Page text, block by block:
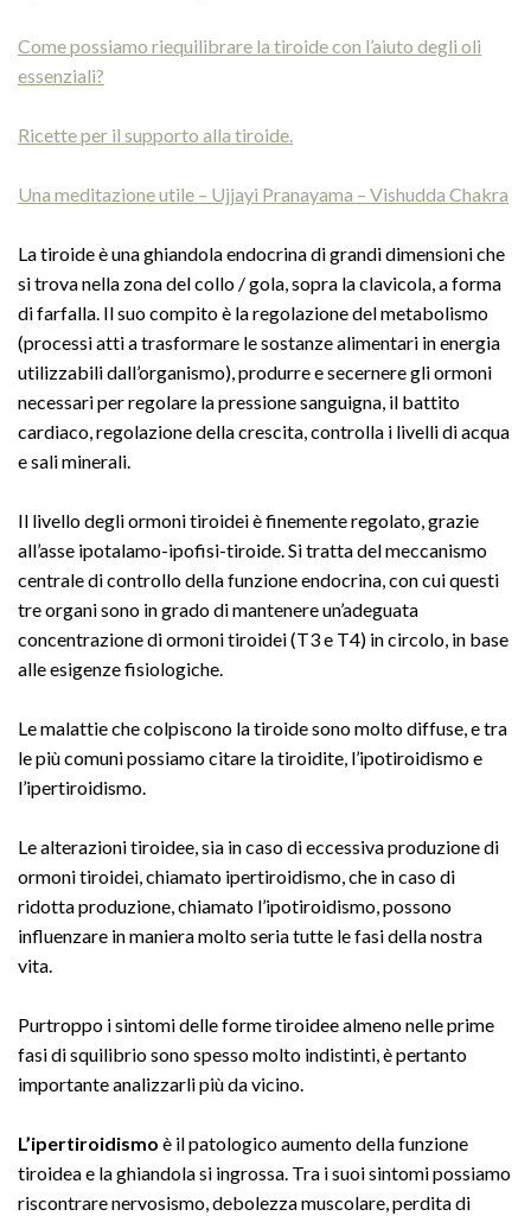
Come possiamo riequilibrare la tiroide con l’aiuto degli oli
essenziali?
Ricette per il supporto alla tiroide.
Una meditazione utile – Ujjayi Pranayama – Vishudda Chakra
La tiroide è una ghiandola endocrina di grandi dimensioni che
si trova nella zona del collo / gola, sopra la clavicola, a forma
di farfalla. Il suo compito è la regolazione del metabolismo
(processi atti a trasformare le sostanze alimentari in energia
utilizzabili dall’organismo), produrre e secernere gli ormoni
necessari per regolare la pressione sanguigna, il battito
cardiaco, regolazione della crescita, controlla i livelli di acqua
e sali minerali.
Il livello degli ormoni tiroidei è finemente regolato, grazie
all’asse ipotalamo-ipofisi-tiroide. Si tratta del meccanismo
centrale di controllo della funzione endocrina, con cui questi
tre organi sono in grado di mantenere un’adeguata
concentrazione di ormoni tiroidei (T3 e T4) in circolo, in base
alle esigenze fisiologiche.
Le malattie che colpiscono la tiroide sono molto diffuse, e tra
le più comuni possiamo citare la tiroidite, l’ipotiroidismo e
l’ipertiroidismo.
Le alterazioni tiroidee, sia in caso di eccessiva produzione di
ormoni tiroidei, chiamato ipertiroidismo, che in caso di
ridotta produzione, chiamato l’ipotiroidismo, possono
influenzare in maniera molto seria tutte le fasi della nostra
vita.
Purtroppo i sintomi delle forme tiroidee almeno nelle prime
fasi di squilibrio sono spesso molto indistinti, è pertanto
importante analizzarli più da vicino.
L’ipertiroidismo è il patologico aumento della funzione
tiroidea e la ghiandola si ingrossa. Tra i suoi sintomi possiamo
riscontrare nervosismo, debolezza muscolare, perdita di